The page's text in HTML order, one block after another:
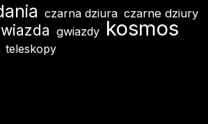
czarna dziura czarne dziury
gwiazdy kosmos
teleskopy